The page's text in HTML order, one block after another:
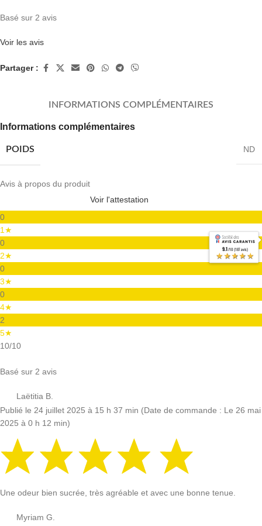
Basé sur 2 avis
Voir les avis
Partager :
INFORMATIONS COMPLÉMENTAIRES
Informations complémentaires
POIDS ND
Avis à propos du produit
Voir l'attestation
0
1★
0
2★
0
3★
0
4★
2
5★
10/10
Basé sur 2 avis
Laëtitia B.
Publié le 24 juillet 2025 à 15 h 37 min (Date de commande : Le 26 mai
2025 à 0 h 12 min)
Une odeur bien sucrée, très agréable et avec une bonne tenue.
Myriam G.
9.1/10 (187 avis)
★★★★★